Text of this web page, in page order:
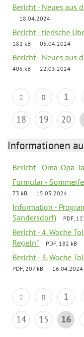
Bericht - Neues aus
18.04.2024
Bericht - tierische
182 kB
05.04.2024
Bericht - Neues aus
405 kB
22.03.2024
1
18
19 20
Informationen
Bericht - Oma-Opa-
Formular -
73 kB
15.05.2024
Information -
Sandersdorf)
PDF,
Bericht - 4. Woche
Regeln"
PDF, 182 kB
Bericht - 3. Woche
PDF, 207 kB 16.04.2024
1
14
15 16